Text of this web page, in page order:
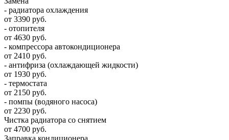
- радиатора охлаждения
от 3390 руб.
- отопителя
от 4630 руб.
- компрессора автокондиционера
от 2410 руб.
- антифриза (охлаждающей жидкости)
от 1930 руб.
- термостата
от 2150 руб.
- помпы (водяного насоса)
от 2230 руб.
Чистка радиатора со снятием
от 4700 руб.
Заправка кондиционера